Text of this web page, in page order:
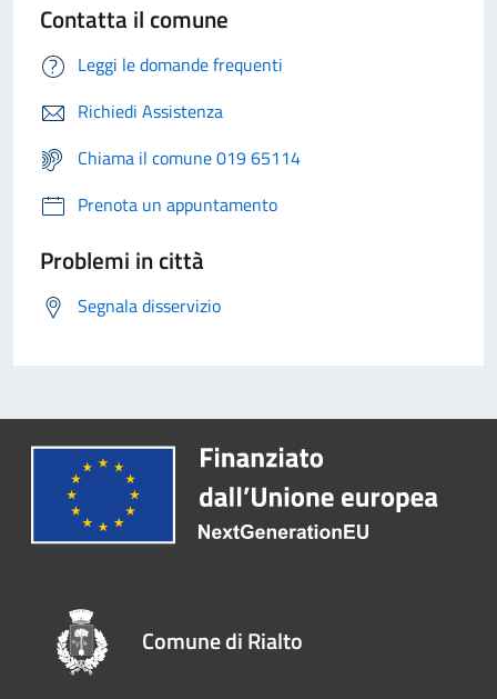
Contatta il comune
Leggi le domande frequenti
Richiedi Assistenza
Chiama il comune 019 65114
Prenota un appuntamento
Problemi in città
Segnala disservizio
Comune di Rialto